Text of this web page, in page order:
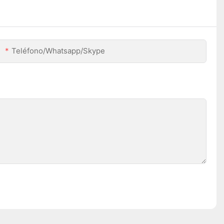
Teléfono/whatsapp/skype